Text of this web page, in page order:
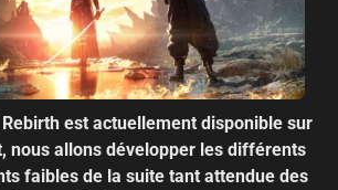
est actuellement disponible sur
nous allons développer les différents
faibles de la suite tant attendue des